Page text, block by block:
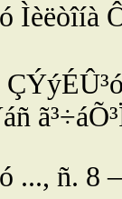
Ìèëòîíà
..., ñ. 8